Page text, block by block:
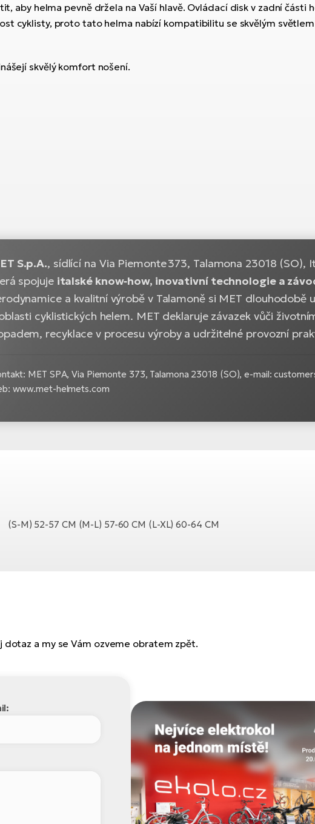
aby helma pevně držela na Vaší hlavě. Ovládací disk v zadní
cyklisty, proto tato helma nabízí kompatibilitu se skvělým světlem
skvělý komfort nošení.
S.p.A., sídlící na Via Piemonte 373, Talamona 23018 (SO),
spojuje italské know‑how, inovativní technologie a
a kvalitní výrobě v Talamoně si MET dlouhodobě
cyklistických helem. MET deklaruje závazek vůči
recyklace v procesu výroby a udržitelné provozní
MET SPA, Via Piemonte 373, Talamona 23018 (SO), e-mail:
www.met-helmets.com
(S-M) 52-57 CM (M-L) 57-60 CM (L-XL) 60-64 CM
a my se Vám ozveme obratem zpět.